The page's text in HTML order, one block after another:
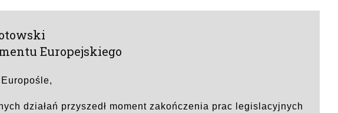
Europejskiego
działań przyszedł moment zakończenia prac legislacyjnych